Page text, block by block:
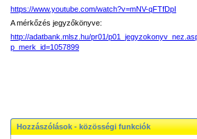
https://www.youtube.com/watch?v=mNV-qFTfDpI
A mérkőzés jegyzőkönyve:
http://adatbank.mlsz.hu/pr01/
p_merk_id=1057899
Hozzászólások - közösségi funkciók